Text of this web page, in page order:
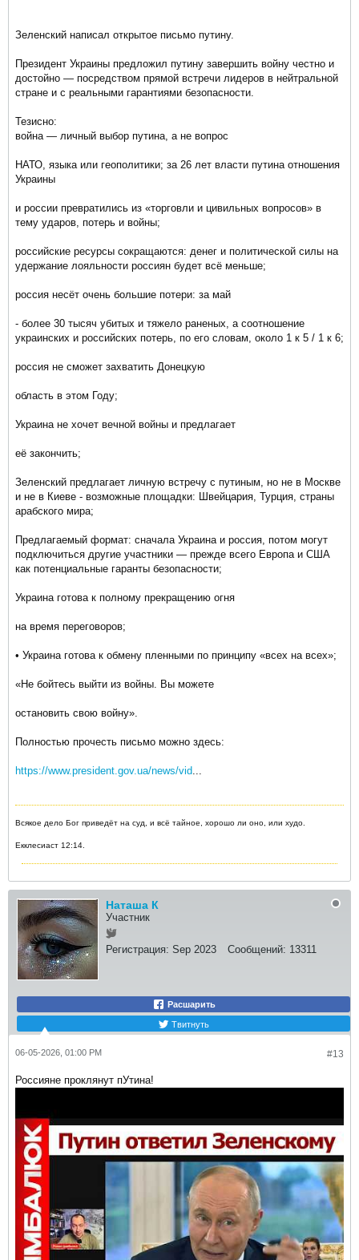
Зеленский написал открытое письмо путину.
Президент Украины предложил путину завершить войну честно и
достойно — посредством прямой встречи лидеров в нейтральной
стране и с реальными гарантиями безопасности.
Тезисно:
война — личный выбор путина, а не вопрос
НАТО, языка или геополитики; за 26 лет власти путина отношения
Украины
и россии превратились из «торговли и цивильных вопросов» в
тему ударов, потерь и войны;
российские ресурсы сокращаются: денег и политической силы на
удержание лояльности россиян будет всё меньше;
россия несёт очень большие потери: за май
- более 30 тысяч убитых и тяжело раненых, а соотношение
украинских и российских потерь, по его словам, около 1 к 5 / 1 к 6;
россия не сможет захватить Донецкую
область в этом Году;
Украина не хочет вечной войны и предлагает
её закончить;
Зеленский предлагает личную встречу с путиным, но не в Москве
и не в Киеве - возможные площадки: Швейцария, Турция, страны
арабского мира;
Предлагаемый формат: сначала Украина и россия, потом могут
подключиться другие участники — прежде всего Европа и США
как потенциальные гаранты безопасности;
Украина готова к полному прекращению огня
на время переговоров;
• Украина готова к обмену пленными по принципу «всех на всех»;
«Не бойтесь выйти из войны. Вы можете
остановить свою войну».
Полностью прочесть письмо можно здесь:
https://www.president.gov.ua/news/vid...
Всякое дело Бог приведёт на суд, и всё тайное, хорошо ли оно, или худо.
Екклесиаст 12:14.
Наташа К
Участник
Регистрация: Sep 2023 Сообщений: 13311
Расшарить
Твитнуть
#13
06-05-2026, 01:00 PM
Россияне проклянут пУтина!